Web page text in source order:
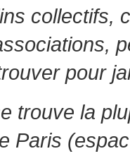
collectifs,
pour
trouve la
Paris